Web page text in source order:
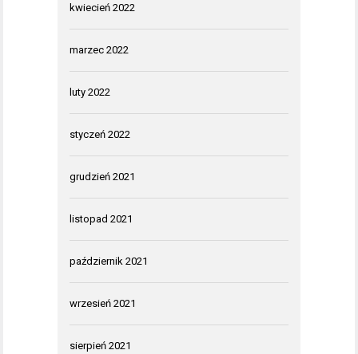
kwiecień 2022
marzec 2022
luty 2022
styczeń 2022
grudzień 2021
listopad 2021
październik 2021
wrzesień 2021
sierpień 2021